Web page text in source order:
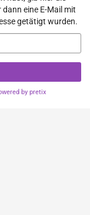
eine E-Mail mit
getätigt wurden.
by pretix